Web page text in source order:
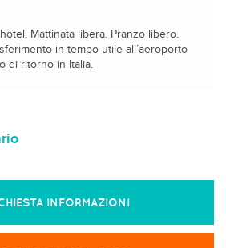
Mattinata libera. Pranzo libero.
in tempo utile all’aeroporto
di ritorno in Italia.
INFORMAZIONI